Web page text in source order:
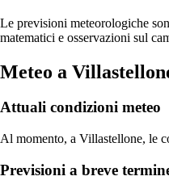
Le previsioni meteorologiche
matematici e osservazioni sul
Meteo a
Attuali condizioni meteo
Al momento, a Villastellone, le
Previsioni a breve